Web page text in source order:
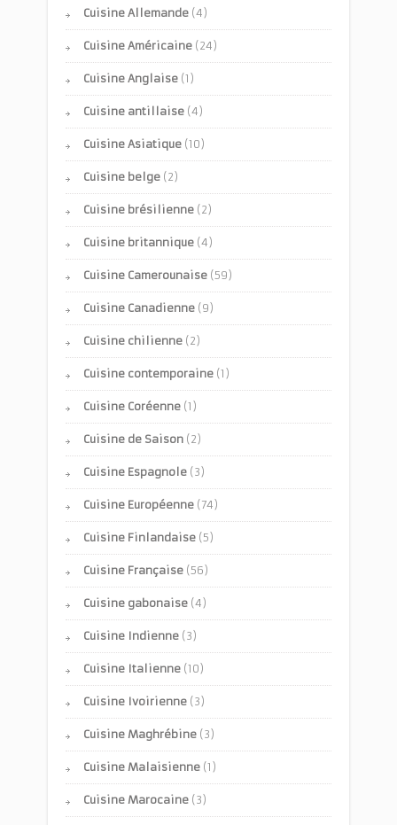
Cuisine Allemande (4)
Cuisine Américaine (24)
Cuisine Anglaise (1)
Cuisine antillaise (4)
Cuisine Asiatique (10)
Cuisine belge (2)
Cuisine brésilienne (2)
Cuisine britannique (4)
Cuisine Camerounaise (59)
Cuisine Canadienne (9)
Cuisine chilienne (2)
Cuisine contemporaine (1)
Cuisine Coréenne (1)
Cuisine de Saison (2)
Cuisine Espagnole (3)
Cuisine Européenne (74)
Cuisine Finlandaise (5)
Cuisine Française (56)
Cuisine gabonaise (4)
Cuisine Indienne (3)
Cuisine Italienne (10)
Cuisine Ivoirienne (3)
Cuisine Maghrébine (3)
Cuisine Malaisienne (1)
Cuisine Marocaine (3)